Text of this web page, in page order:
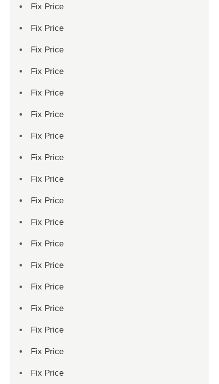
Fix Price
Fix Price
Fix Price
Fix Price
Fix Price
Fix Price
Fix Price
Fix Price
Fix Price
Fix Price
Fix Price
Fix Price
Fix Price
Fix Price
Fix Price
Fix Price
Fix Price
Fix Price